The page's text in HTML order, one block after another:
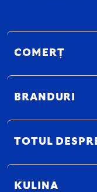
COMERȚ
BRANDURI
TOTUL
KULINA